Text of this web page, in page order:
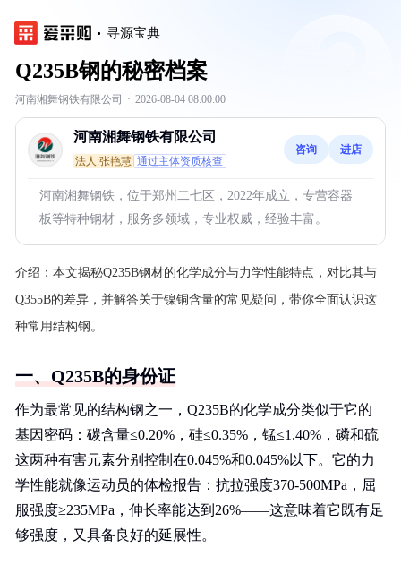
寻源宝典
Q235B钢的秘密档案
河南湘舞钢铁有限公司 · 2026-08-04 08:00:00
河南湘舞钢铁有限公司
法人:张艳慧 通过主体资质核查
咨询 进店
河南湘舞钢铁，位于郑州二七区，2022年成立，专营容器
板等特种钢材，服务多领域，专业权威，经验丰富。
介绍： 本文揭秘Q235B钢材的化学成分与力学性能特点，对比其与
Q355B的差异，并解答关于镍铜含量的常见疑问，带你全面认识这
种常用结构钢。
一、Q235B的身份证
作为最常见的结构钢之一，Q235B的化学成分类似于它的
基因密码：碳含量≤0.20%，硅≤0.35%，锰≤1.40%，磷和硫
这两种有害元素分别控制在0.045%和0.045%以下。它的力
学性能就像运动员的体检报告：抗拉强度370-500MPa，屈
服强度≥235MPa，伸长率能达到26%——这意味着它既有足
够强度，又具备良好的延展性。